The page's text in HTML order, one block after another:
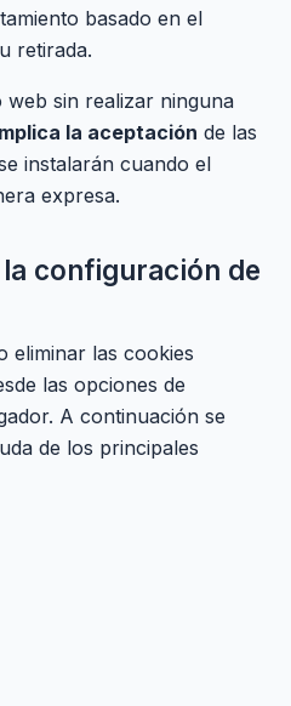
basado en el
retirada.
web sin realizar ninguna
la aceptación de las
instalarán cuando el
expresa.
configuración de
eliminar las cookies
las opciones de
A continuación se
de los principales